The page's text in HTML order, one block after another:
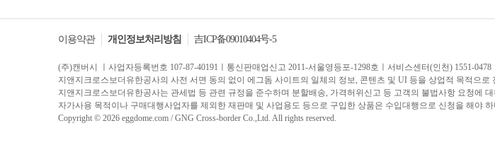
이용약관 개인정보처리방침 吉ICP备09010404号-5
(주)캔버시 ㅣ사업자등록번호 107-87-40191ㅣ통신판매업신고 2011-서울영등포-1298호ㅣ서비스센터(인천) 1551-0478
지앤지크로스보더유한공사의 사전 서면 동의 없이 에그돔 사이트의 일체의 정보, 콘텐츠 및 UI 등을 상업적 목적으
지앤지크로스보더유한공사는 관세법 등 관련 규정을 준수하며 분할배송, 가격허위신고 등 고객의 불법사항 요청에
자가사용 목적이나 구매대행사업자를 제외한 재판매 및 사업용도 등으로 구입한 상품은 수입대행으로 신청을 해야
Copyright © 2026 eggdome.com / GNG Cross-border Co.,Ltd. All rights reserved.